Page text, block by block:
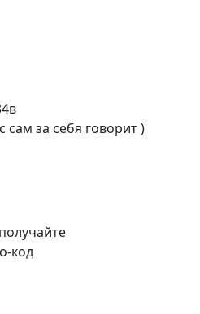
сам за себя говорит )
код